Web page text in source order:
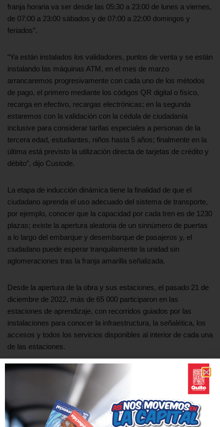
franja horaria va ser desde las 05:30 a 23:00 de lunes a viernes,
de 07:00 a 23:00 sábados y de 07:00 a 22:00 domingos y
feriados”.
“Ya están instalados los validadores, puntos de venta y se están
instalando las máquinas ATM, en el mes de marzo
arrancaremos progresivamente con cada uno de los métodos
de pago, el primero mediante los códigos QR digital o físico,
recarga en efectivo, recargas electrónicas; en la segunda
estaremos con la validación con la cédula de ciudadanía
inclusive para considerar tarifas especiales a personas de la
tercera edad, estudiantes, niños hasta 5 años; finalmente en la
última está previsto la utilización directa de tarjetas de crédito y
débito”, dijo Custode.
La etapa de inducción dinámica tiene la finalidad de que el
ciudadano aprenda el uso adecuado del sistema de transporte,
por ejemplo, conocer que la capacidad por cada tren es de 1230
plazas; existe la apertura aleatoria de un sinnúmero de puertas
a lo largo del embarque y desembarque de pasajeros y, el
ciudadano puede esperar tranquilamente la unidad sin
aglomeraciones tras la franja amarilla señalizada.
Desde la apertura de la obra y sus estaciones, el pasado 21 de
diciembre de 2022, más de 65 000 participaron en las
estaciones de aprendizaje, con recorridos guiados por las
instalaciones para conocer la infraestructura, la señalética, los
accesos y todos los servicios disponibles al interior de cada una
de las estaciones.
Norma Correa fue una de las personas que viajó por primera
vez en el Metro de Quito, llegó junto a su esposo e hija desde el
sector de la Ciudadela Ibarra. “Fue una experiencia bien bonita,
súper rápido, muy cómodo, nos hicimos de Quitumbe al
Labrador 35 minutos y eso es lo máximo, pues los que vivimos